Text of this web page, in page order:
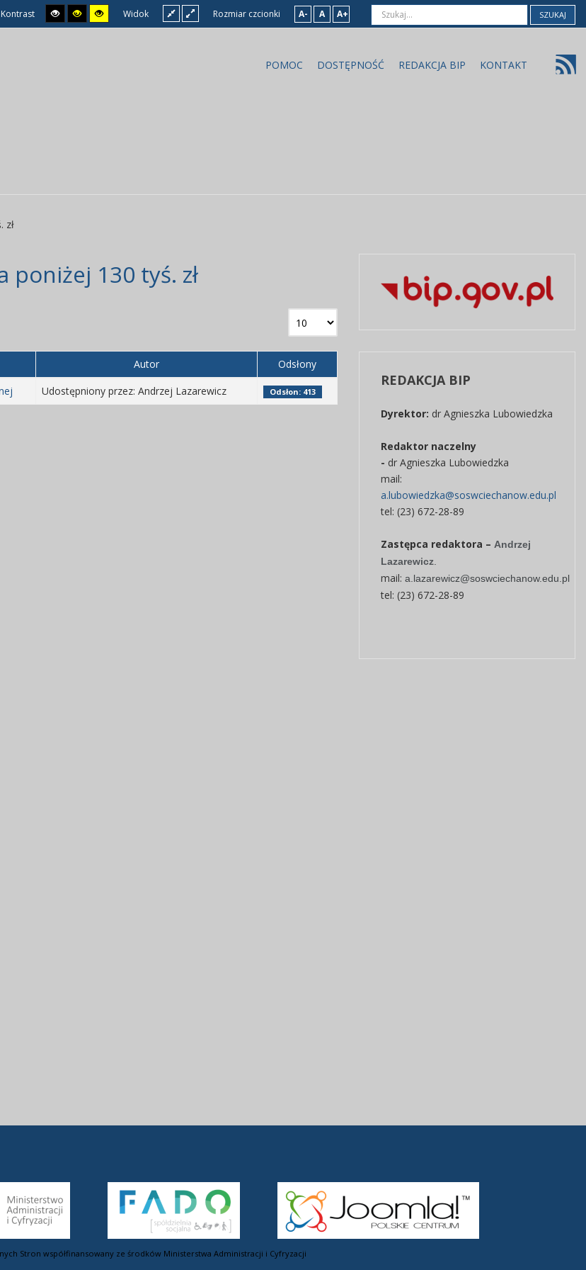
Kontrast Widok Rozmiar czcionki A- A A+ SZUKAJ
POMOC DOSTĘPNOŚĆ REDAKCJA BIP KONTAKT
zł
poniżej 130 tyś. zł
Autor
Odsłony
Udostępniony przez: Andrzej Lazarewicz Odsłon: 413
REDAKCJABIP
Dyrektor: dr Agnieszka Lubowiedzka
Redaktor naczelny
- dr Agnieszka Lubowiedzka
mail:
a.lubowiedzka@soswciechanow.edu.pl
tel: (23) 672-28-89
Zastępca redaktora – Andrzej
Lazarewicz.
mail: a.lazarewicz@soswciechanow.edu.pl
tel: (23) 672-28-89
Stron współfinansowany ze środków Ministerstwa Administracji i Cyfryzacji